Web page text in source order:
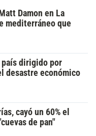
Damon en La
mediterráneo que
dirigido por
desastre económico
cayó un 60% el
de pan"